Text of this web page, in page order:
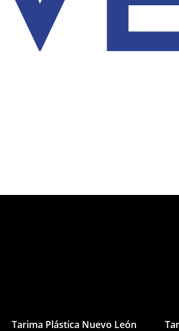
Tarima Plástica Nuevo León